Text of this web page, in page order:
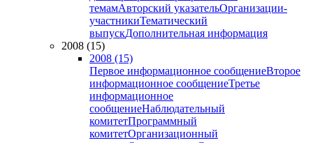
темамАвторский указательОрганизации-
участникиТематический
выпускДополнительная информация
2008 (15)
2008 (15)
Первое информационное сообщениеВторое
информационное сообщениеТретье
информационное
сообщениеНаблюдательный
комитетПрограммный
комитетОрганизационный